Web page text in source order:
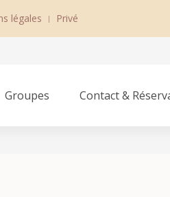
légales Privé
Groupes Contact &